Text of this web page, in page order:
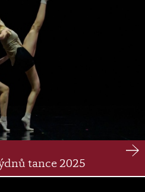
tance 2025